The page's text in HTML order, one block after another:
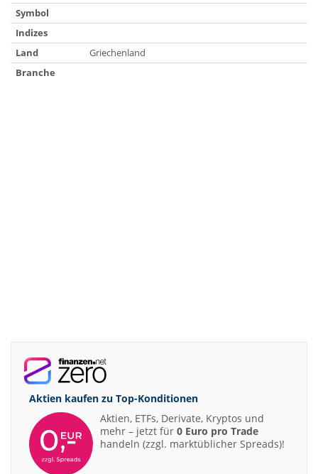
Symbol
Indizes
Land
Griechenland
Branche
Aktien kaufen zu Top-Konditionen
Aktien, ETFs, Derivate, Kryptos und
mehr – jetzt für 0 Euro pro Trade
handeln (zzgl. marktüblicher Spreads)!